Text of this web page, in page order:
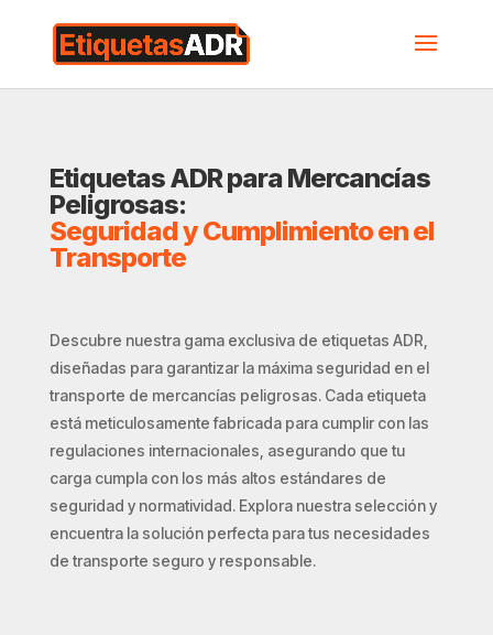
Etiquetas ADR para Mercancías
Peligrosas:
Seguridad y Cumplimiento en el
Transporte
Descubre nuestra gama exclusiva de etiquetas ADR,
diseñadas para garantizar la máxima seguridad en el
transporte de mercancías peligrosas. Cada etiqueta
está meticulosamente fabricada para cumplir con las
regulaciones internacionales, asegurando que tu
carga cumpla con los más altos estándares de
seguridad y normatividad. Explora nuestra selección y
encuentra la solución perfecta para tus necesidades
de transporte seguro y responsable.